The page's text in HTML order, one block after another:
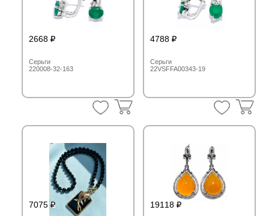
4788
Серьги
22VSFFA00343-19
2668
Серьги
220008-32-163
19118
7075